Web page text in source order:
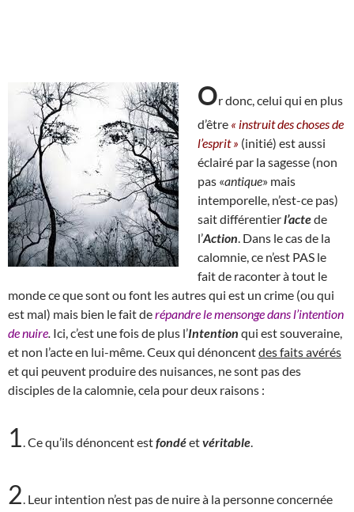
Or donc, celui qui en plus
d’être « instruit des choses de
l’esprit » (initié) est aussi
éclairé par la sagesse (non
pas «antique» mais
intemporelle, n’est-ce pas)
sait différentierl’actede
l’Action . Dans le cas de la
calomnie, ce n’est PAS le
fait de raconter à tout le
monde ce que sont ou font les autres qui est un crime (ou qui
est mal) mais bien le fait derépandre le mensonge dans l’intention
de nuire Ici, c’est une fois de plus l’Intention qui est souveraine,
et non l’acte en lui-même. Ceux qui dénoncentdes faits avérés
et qui peuvent produire des nuisances, ne sont pas des
disciples de la calomnie, cela pour deux raisons :
1 . Ce qu’ils dénoncent estfondéetvéritable
2 . Leur intention n’est pas de nuire à la personne concernée